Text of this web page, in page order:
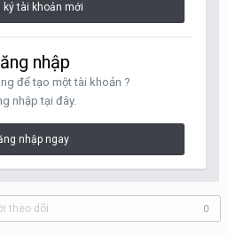
ký tài khoản mới
nhập
để tạo một tài khoản ?
nhập tại đây.
nhập ngay
theo dõi 0